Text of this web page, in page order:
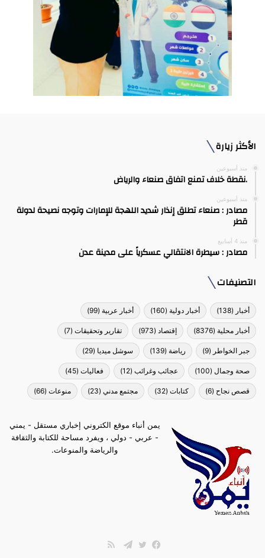
الأكثر زيارة
منذ أسبوعين
.نقطة خلاف تمنع اتفاق صنعاء والرياض
منذ أسبوعين
مصادر : صنعاء تطلق إنذار شديد اللهجة للإمارات وتوجه نصيحة لدولة
قطر
منذ 4 أسابيع
مصادر : سيطرة الانتقالي عسكرياً على مدينة عدن
التصنيفات
أخبار (138) أخبار دولية (160) أخبار عربية (99)
أخبار محلية (8376) إقتصاد (973) تقارير وتحقيقات (7)
جبر الخواطر (9) رياضة (139) سوشل ميديا (29)
صحة وجمال (100) عجائب وغرائب (12) فعاليات (45)
قصص نجاح (6) كتابات (32) مجتمع مدني (23) منوعات (66)
يمن أنباء موقع الكتروني إخباري مستقل - يمني
- عربي - دولي ، ويفرد مساحة للكتابة والثقافة
والرياضة والمنوعات.